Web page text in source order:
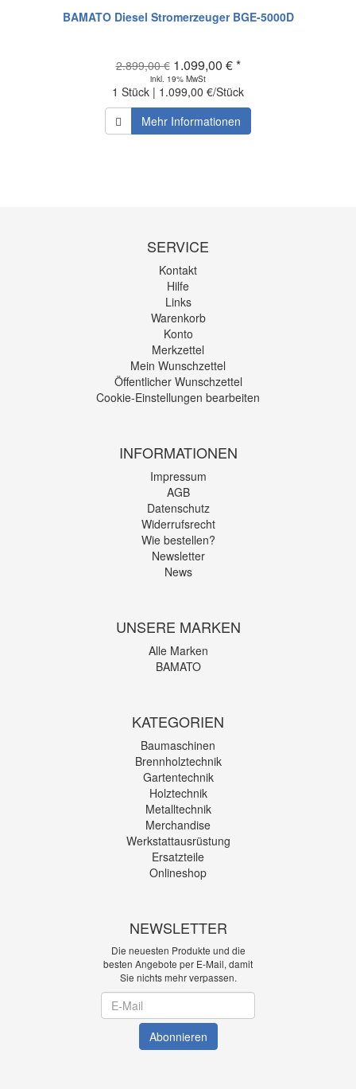
BAMATO Diesel Stromerzeuger BGE-5000D
2.899,00 € 1.099,00 € *
inkl. 19% MwSt
1 Stück | 1.099,00 €/Stück
Mehr Informationen
SERVICE
Kontakt
Hilfe
Links
Warenkorb
Konto
Merkzettel
Mein Wunschzettel
Öffentlicher Wunschzettel
Cookie-Einstellungen bearbeiten
INFORMATIONEN
Impressum
AGB
Datenschutz
Widerrufsrecht
Wie bestellen?
Newsletter
News
UNSERE MARKEN
Alle Marken
BAMATO
KATEGORIEN
Baumaschinen
Brennholztechnik
Gartentechnik
Holztechnik
Metalltechnik
Merchandise
Werkstattausrüstung
Ersatzteile
Onlineshop
NEWSLETTER
Die neuesten Produkte und die
besten Angebote per E-Mail, damit
Sie nichts mehr verpassen.
Abonnieren